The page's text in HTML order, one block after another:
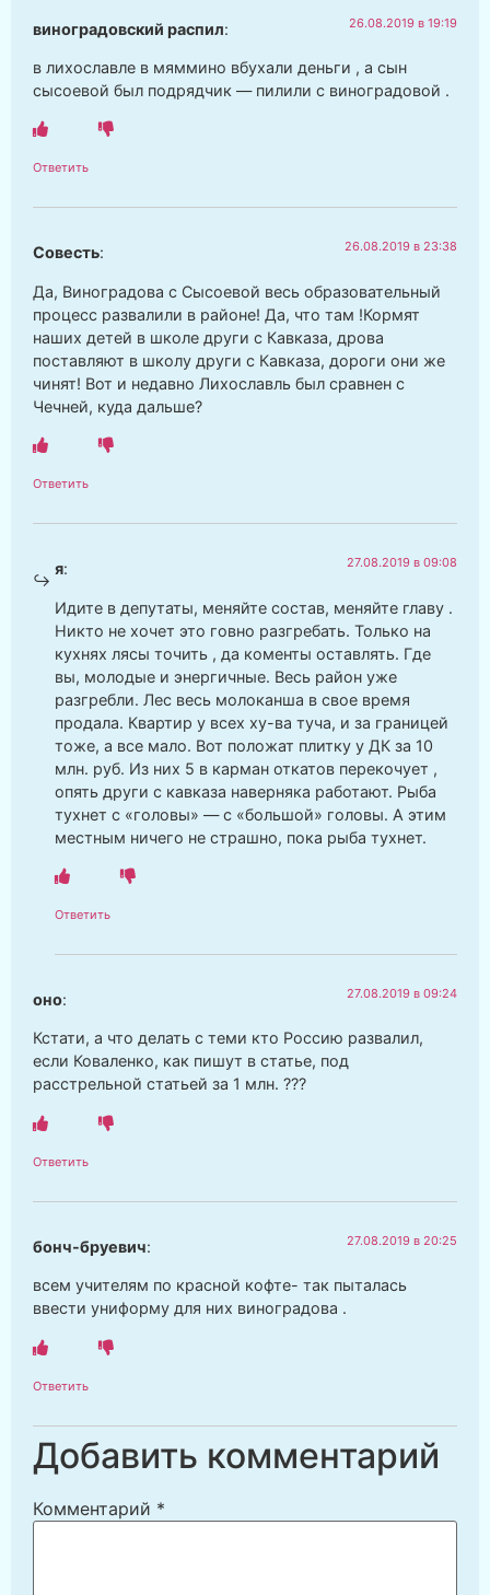
виноградовский распил: 26.08.2019 в 19:19
в лихославле в мяммино вбухали деньги , а сын
сысоевой был подрядчик — пилили с виноградовой .
Ответить
Совесть: 26.08.2019 в 23:38
Да, Виноградова с Сысоевой весь образовательный
процесс развалили в районе! Да, что там !Кормят
наших детей в школе други с Кавказа, дрова
поставляют в школу други с Кавказа, дороги они же
чинят! Вот и недавно Лихославль был сравнен с
Чечней, куда дальше?
Ответить
я: 27.08.2019 в 09:08
Идите в депутаты, меняйте состав, меняйте главу .
Никто не хочет это говно разгребать. Только на
кухнях лясы точить , да коменты оставлять. Где
вы, молодые и энергичные. Весь район уже
разгребли. Лес весь молоканша в свое время
продала. Квартир у всех ху-ва туча, и за границей
тоже, а все мало. Вот положат плитку у ДК за 10
млн. руб. Из них 5 в карман откатов перекочует ,
опять други с кавказа наверняка работают. Рыба
тухнет с «головы» — с «большой» головы. А этим
местным ничего не страшно, пока рыба тухнет.
Ответить
оно: 27.08.2019 в 09:24
Кстати, а что делать с теми кто Россию развалил,
если Коваленко, как пишут в статье, под
расстрельной статьей за 1 млн. ???
Ответить
бонч-бруевич: 27.08.2019 в 20:25
всем учителям по красной кофте- так пыталась
ввести униформу для них виноградова .
Ответить
Добавить комментарий
Комментарий *